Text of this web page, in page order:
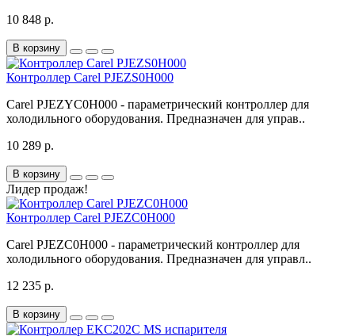
10 848 р.
В корзину
Контроллер Carel PJEZS0H000
Carel PJEZYC0H000 - параметрический контроллер для
холодильного оборудования. Предназначен для управ..
10 289 р.
В корзину
Лидер продаж!
Контроллер Carel PJEZC0H000
Carel PJEZC0H000 - параметрический контроллер для
холодильного оборудования. Предназначен для управл..
12 235 р.
В корзину